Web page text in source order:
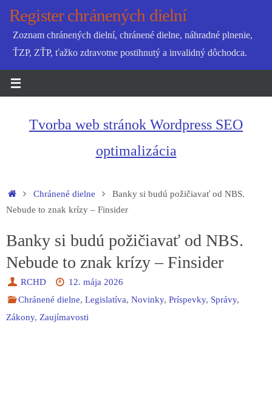
SkipRegister chránených dielní
Zoznam chránených dielní, chránené dielne, náhradné plnenie,
ŤZP, ZŤP, ťažko zdravotne postihnutý a invalidný dôchodca.
Tvorba web stránok Wordpress SEO
optimalizácia
HomeChránené dielne
Banky si budú požičiavať od NBS.
Nebude to znak krízy – Finsider
Banky si budú požičiavať od NBS.
Nebude to znak krízy – Finsider
RCHD
12. mája 2026
Chránené dielne,Legislatíva,Novinky,Príspevky, Správy,
Zákony, Zaujímavosti